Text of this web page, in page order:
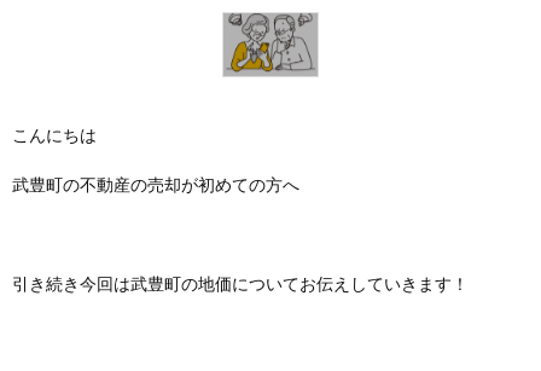
こんにちは
武豊町の不動産の売却が初めての方へ
引き続き今回は武豊町の地価についてお伝えしていきます！